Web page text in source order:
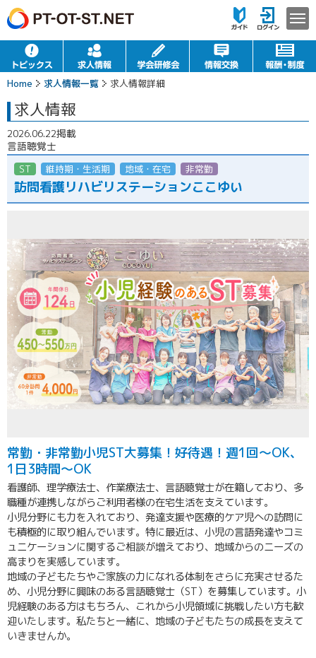
Home 求人情報一覧 求人情報詳細
求人情報
2026.06.22掲載
言語聴覚士
ST 維持期・生活期 地域・在宅 非常勤（パート）
訪問看護リハビリステーションここゆい
常勤・非常勤小児ST大募集！好待遇！週1回～OK、
1日3時間～OK
看護師、理学療法士、作業療法士、言語聴覚士が在籍しており、多
職種が連携しながらご利用者様の在宅生活を支えています。
小児分野にも力を入れており、発達支援や医療的ケア児への訪問に
も積極的に取り組んでいます。特に最近は、小児の言語発達やコミ
ュニケーションに関するご相談が増えており、地域からのニーズの
高まりを実感しています。
地域の子どもたちやご家族の力になれる体制をさらに充実させるた
め、小児分野に興味のある言語聴覚士（ST）を募集しています。小
児経験のある方はもちろん、これから小児領域に挑戦したい方も歓
迎いたします。私たちと一緒に、地域の子どもたちの成長を支えて
いきませんか。